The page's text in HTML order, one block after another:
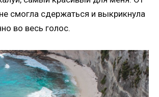
смогла сдержаться и выкрикнула
во весь голос.